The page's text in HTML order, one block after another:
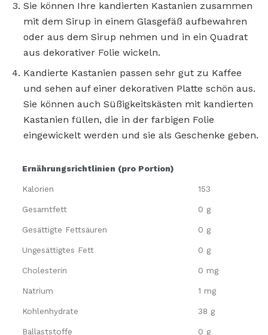
Sie können Ihre kandierten Kastanien zusammen
mit dem Sirup in einem Glasgefäß aufbewahren
oder aus dem Sirup nehmen und in ein Quadrat
aus dekorativer Folie wickeln.
Kandierte Kastanien passen sehr gut zu Kaffee
und sehen auf einer dekorativen Platte schön aus.
Sie können auch Süßigkeitskästen mit kandierten
Kastanien füllen, die in der farbigen Folie
eingewickelt werden und sie als Geschenke geben.
Ernährungsrichtlinien (pro Portion)
Kalorien 153
Gesamtfett 0 g
Gesättigte Fettsäuren 0 g
Ungesättigtes Fett 0 g
Cholesterin 0 mg
Natrium 1 mg
Kohlenhydrate 38 g
Ballaststoffe 0 g